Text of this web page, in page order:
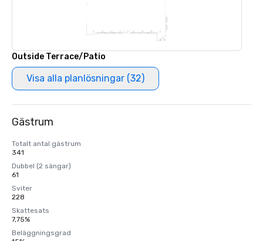
Outside Terrace/Patio
Visa alla planlösningar (32)
Gästrum
Totalt antal gästrum
341
Dubbel (2 sängar)
61
Sviter
228
Skattesats
7,75%
Beläggningsgrad